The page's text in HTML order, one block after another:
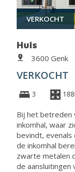
VERKOCHT
Huis
3600 Genk
VERKOCHT
3
Bij het betreden
inkomhal, waar
bevindt, evenals
de inkomhal
zwarte metalen
de aansluitingen